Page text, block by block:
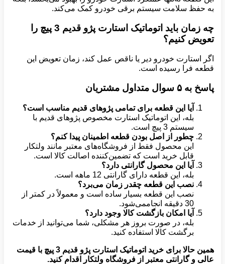
به حفظ سلامت سیستم برقی خودرو کمک می‌کند.
چه زمان باید اتوماتیک استارت پژو قدیم 3 پیچ را
تعویض کنیم؟
اگر استارت خودرو دیر یا ناقص عمل کند، زمان تعویض این
قطعه فرا رسیده است.
پاسخ به ۵ سوال متداول مشتریان
آیا این قطعه برای تمامی پژوهای قدیم مناسب است؟
بله، این اتوماتیک استارت مخصوص پژوهای قدیم با
سیستم 3 پیچ است.
چطور از اصل بودن قطعه اطمینان پیدا کنم؟
این محصول فقط از فروشگاه‌های معتبر مانند ولتکار
قابل خرید است که تضمین‌کننده اصالت کالا است.
آیا این محصول گارانتی دارد؟
بله، این قطعه دارای گارانتی 12 ماهه است.
نصب این قطعه چقدر زمان می‌برد؟
نصب این قطعه بسیار ساده است و معمولاً در کمتر از
30 دقیقه انجاممی‌شود.
آیا امکان بازگشت کالا وجود دارد؟
بله، در صورت بروز هر مشکلی، شما می‌توانید از خدمات
برگشت کالا استفاده کنید.
همین حالا برای خرید اتوماتیک استارت پژو قدیم 3 پیچ با قیمت
عالی و گارانتی معتبر از فروشگاه ولتکار اقدام کنید.